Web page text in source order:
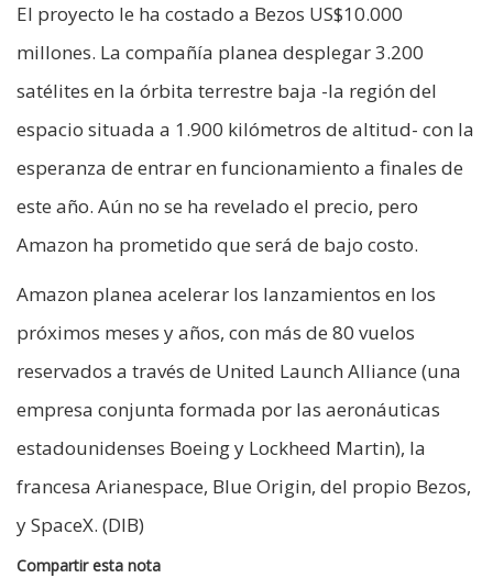
El proyecto le ha costado a Bezos US$10.000
millones. La compañía planea desplegar 3.200
satélites en la órbita terrestre baja -la región del
espacio situada a 1.900 kilómetros de altitud- con la
esperanza de entrar en funcionamiento a finales de
este año. Aún no se ha revelado el precio, pero
Amazon ha prometido que será de bajo costo.
Amazon planea acelerar los lanzamientos en los
próximos meses y años, con más de 80 vuelos
reservados a través de United Launch Alliance (una
empresa conjunta formada por las aeronáuticas
estadounidenses Boeing y Lockheed Martin), la
francesa Arianespace, Blue Origin, del propio Bezos,
y SpaceX. (DIB)
Compartir esta nota